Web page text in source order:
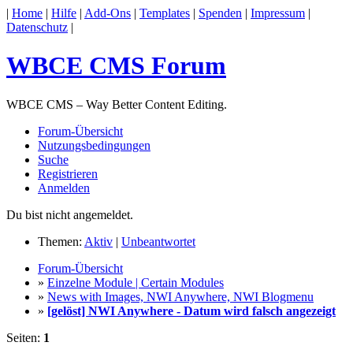
| Home | Hilfe | Add-Ons | Templates | Spenden | Impressum |
Datenschutz |
WBCE CMS Forum
WBCE CMS – Way Better Content Editing.
Forum-Übersicht
Nutzungsbedingungen
Suche
Registrieren
Anmelden
Du bist nicht angemeldet.
Themen: Aktiv | Unbeantwortet
Forum-Übersicht
» Einzelne Module | Certain Modules
» News with Images, NWI Anywhere, NWI Blogmenu
» [gelöst] NWI Anywhere - Datum wird falsch angezeigt
Seiten: 1